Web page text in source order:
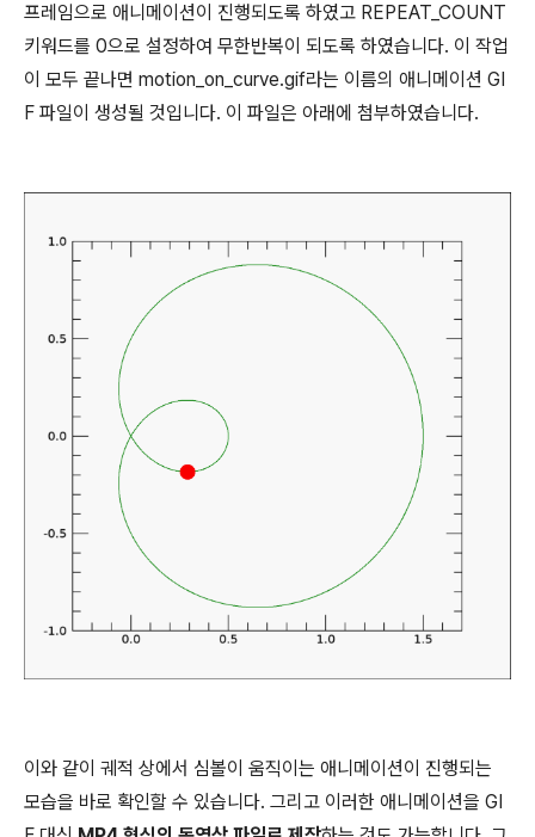
프레임으로 애니메이션이 진행되도록 하였고 REPEAT_COUNT
키워드를 0으로 설정하여 무한반복이 되도록 하였습니다. 이 작업
이 모두 끝나면 motion_on_curve.gif라는 이름의 애니메이션 GI
F 파일이 생성될 것입니다. 이 파일은 아래에 첨부하였습니다.
이와 같이 궤적 상에서 심볼이 움직이는 애니메이션이 진행되는
모습을 바로 확인할 수 있습니다. 그리고 이러한 애니메이션을 GI